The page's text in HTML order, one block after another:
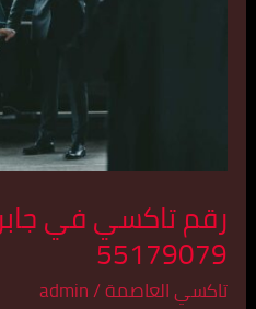
رقم تاكسي في
55179079
تاكسي العاصمة/
admin